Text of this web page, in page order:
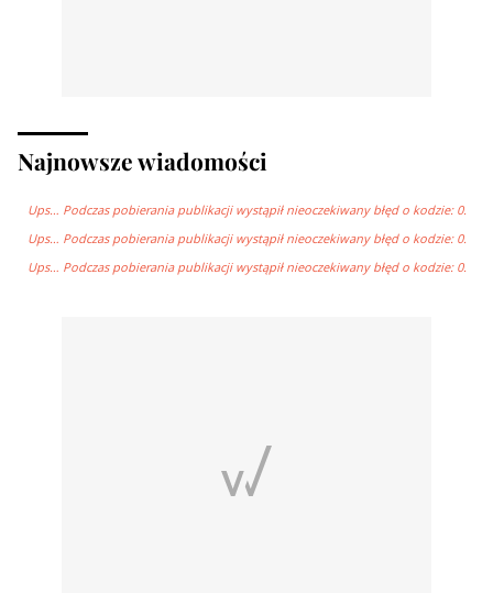
Najnowsze wiadomości
Ups… Podczas pobierania publikacji wystąpił nieoczekiwany błęd o kodzie: 0.
Ups… Podczas pobierania publikacji wystąpił nieoczekiwany błęd o kodzie: 0.
Ups… Podczas pobierania publikacji wystąpił nieoczekiwany błęd o kodzie: 0.